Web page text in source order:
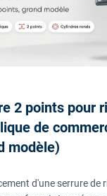
2 points pour
de
modèle)
d'une serrure de